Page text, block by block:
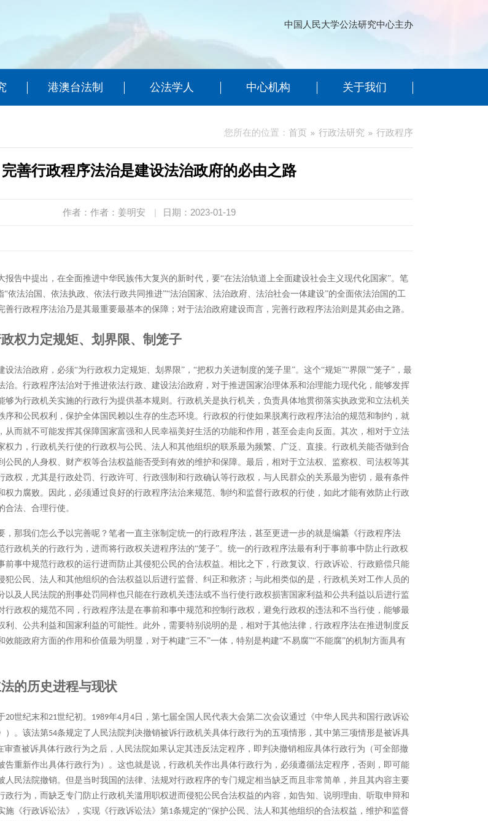
中国人民大学公法研究中心主办
港澳台法制 公法学人 中心机构 关于我们
您所在的位置： 首页 行政法研究 行政程序
完善行政程序法治是建设法治政府的必由之路
作者：作者：姜明安 | 日期：2023-01-19
报告中提出，在全面推进中华民族伟大复兴的新时代，要“在法治轨道上全面建设社会主义现代化国家”。笔
“依法治国、依法执政、依法行政共同推进”“法治国家、法治政府、法治社会一体建设”的全面依法治国的工
善行政程序法治乃是其最重要最基本的保障；对于法治政府建设而言，完善行政程序法治则是其必由之路。
权力定规矩、划界限、制笼子
设法治政府，必须“为行政权力定规矩、划界限”，“把权力关进制度的笼子里”。这个“规矩”“界限”“笼子”，最
治。行政程序法治对于推进依法行政、建设法治政府，对于推进国家治理体系和治理能力现代化，能够发挥
够为行政机关实施的行政行为提供基本规则。行政机关是执行机关，负责具体地贯彻落实执政党和立法机关
序和公民权利，保护全体国民赖以生存的生态环境。行政权的行使如果脱离行政程序法治的规范和制约，就
从而就不可能发挥其保障国家富强和人民幸福美好生活的功能和作用，甚至会走向反面。其次，相对于立法
权力，行政机关行使的行政权与公民、法人和其他组织的联系最为频繁、广泛、直接。行政机关能否做到合
公民的人身权、财产权等合法权益能否受到有效的维护和保障。最后，相对于立法权、监察权、司法权等其
政权，尤其是行政处罚、行政许可、行政强制和行政确认等行政权，与人民群众的关系最为密切，最有条件
权力腐败。因此，必须通过良好的行政程序法治来规范、制约和监督行政权的行使，如此才能有效防止行政
法、合理行使。
，那我们怎么予以完善呢？笔者一直主张制定统一的行政程序法，甚至更进一步的就是编纂《行政程序法
行政机关的行政行为，进而将行政权关进程序法的“笼子”。统一的行政程序法最有利于事前事中防止行政权
前事中规范行政权的运行进而防止其侵犯公民的合法权益。相比之下，行政复议、行政诉讼、行政赔偿只能
犯公民、法人和其他组织的合法权益以后进行监督、纠正和救济；与此相类似的是，行政机关对工作人员的
以及人民法院的刑事处罚同样也只能在行政机关违法或不当行使行政权损害国家利益和公共利益以后进行监
行政权的规范不同，行政程序法是在事前和事中规范和控制行政权，避免行政权的违法和不当行使，能够最
利、公共利益和国家利益的可能性。此外，需要特别说明的是，相对于其他法律，行政程序法在推进制度反
效能政府方面的作用和价值最为明显，对于构建“三不”一体，特别是构建“不易腐”“不能腐”的机制方面具有
的历史进程与现状
20世纪末和21世纪初。 1989年4 月 4 日，第七届全国人民代表大会第二次会议通过《中华人民共和国行政诉讼
）。该法第54条规定了人民法院判决撤销被诉行政机关具体行政行为的五项情形，其中第三项情形是被诉具
审查被诉具体行政行为之后，人民法院如果认定其违反法定程序，即判决撤销相应具体行政行为（可全部撤
告重新作出具体行政行为）。这也就是说，行政机关作出具体行政行为，必须遵循法定程序，否则，即可能
人民法院撤销。但是当时我国的法律、法规对行政程序的专门规定相当缺乏而且非常简单，并且其内容主要
政行为，而缺乏专门防止行政机关滥用职权进而侵犯公民合法权益的内容，如告知、说明理由、听取申辩和
施《行政诉讼法》，实现《行政诉讼法》第1条规定的“保护公民、法人和其他组织的合法权益，维护和监督